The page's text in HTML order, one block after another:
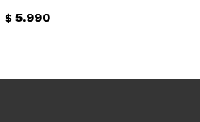
$ 5.990